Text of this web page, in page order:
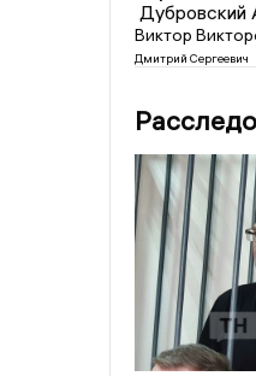
Дубровский
Виктор
Дмитрий Сергеевич